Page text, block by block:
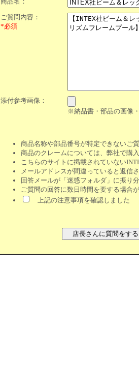
ご質問内容：
*必須
添付参考画像：
※納品書・部品の画像
商品名称や部品番号が特定できないご
商品のクレームについては、弊社で購
こちらのサイトに掲載されていない
メールアドレスが間違っていると返信
回答メールが「迷惑フォルダ」に振り
ご質問の回答に数日時間を要する場合
上記の注意事項を確認しました